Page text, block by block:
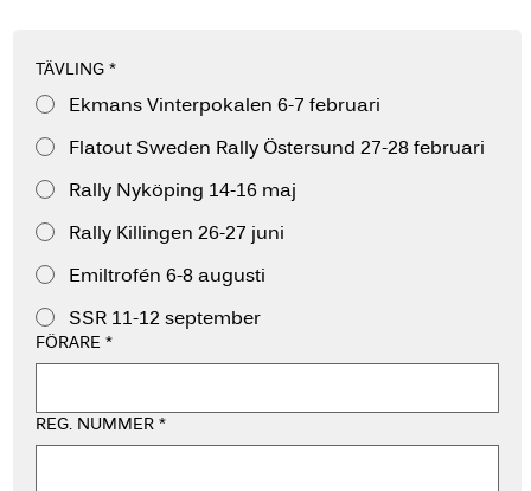
TÄVLING *
Ekmans Vinterpokalen 6-7 februari
Flatout Sweden Rally Östersund 27-28 februari
Rally Nyköping 14-16 maj
Rally Killingen 26-27 juni
Emiltrofén 6-8 augusti
SSR 11-12 september
FÖRARE *
REG. NUMMER *